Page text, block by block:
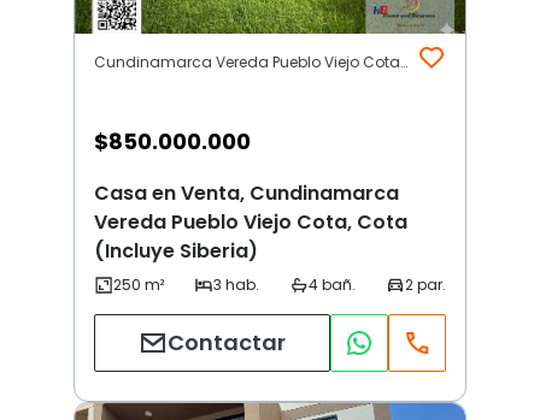
Cundinamarca Vereda Pueblo Viejo Cota | Cota (Incluye Siberia)
$850.000.000
Casa en Venta, Cundinamarca
Vereda Pueblo Viejo Cota, Cota
(Incluye Siberia)
Contactar